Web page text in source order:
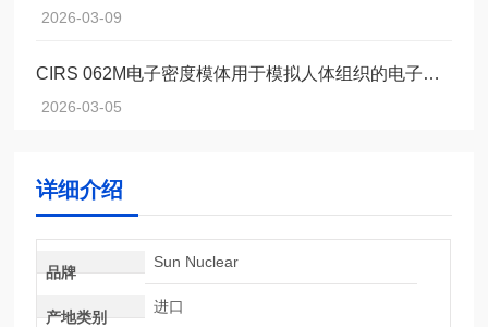
2026-03-09
CIRS 062M电子密度模体用于模拟人体组织的电子密度
2026-03-05
详细介绍
品牌
Sun Nuclear
产地类别
进口